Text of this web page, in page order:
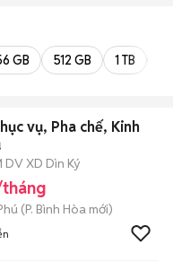
GB 512 GB 1 TB
vụ, Pha chế, Kinh
DV XD Dìn Ký
(P. Bình Hòa mới)